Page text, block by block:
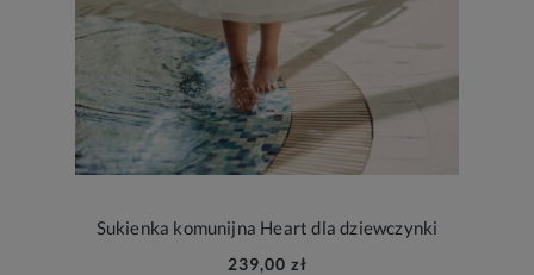
Sukienka komunijna Heart dla dziewczynki
239,00 zł